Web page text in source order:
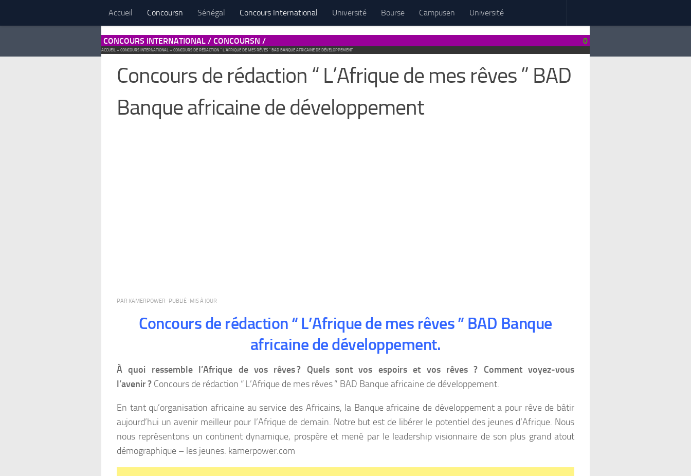
Accueil Concoursn Sénégal Concours International Université Bourse Campusen Université
CONCOURS INTERNATIONAL / CONCOURSN / 0
ACCUEIL » CONCOURS INTERNATIONAL » CONCOURS DE RÉDACTION “ L’AFRIQUE DE MES RÊVES ” BAD BANQUE AFRICAINE DE DÉVELOPPEMENT
Concours de rédaction “ L’Afrique de mes rêves ” BAD
Banque africaine de développement
PAR KAMERPOWER · PUBLIÉ · MIS À JOUR
Concours de rédaction “ L’Afrique de mes rêves ” BAD Banque
africaine de développement.
À quoi ressemble l’Afrique de vos rêves ? Quels sont vos espoirs et vos rêves ? Comment voyez-vous
l’avenir ? Concours de rédaction “ L’Afrique de mes rêves ” BAD Banque africaine de développement.
En tant qu’organisation africaine au service des Africains, la Banque africaine de développement a pour rêve de bâtir
aujourd’hui un avenir meilleur pour l’Afrique de demain. Notre but est de libérer le potentiel des jeunes d’Afrique. Nous
nous représentons un continent dynamique, prospère et mené par le leadership visionnaire de son plus grand atout
démographique – les jeunes. kamerpower.com